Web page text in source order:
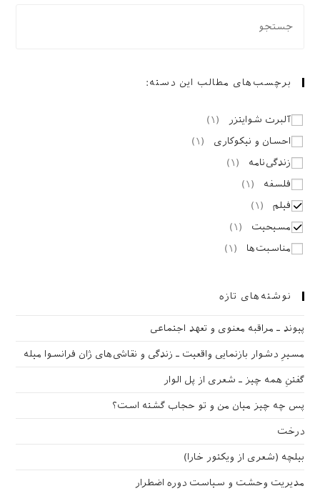
برچسب‌های مطالب این دسته:
آلبرت شوایتزر ( ۱ )
احسان و نیکوکاری
( ۱ )
زندگی‌نامه
( ۱ )
فلسفه
( ۱ )
فیلم
( ۱ )
مسیحیت
( ۱ )
مناسبت‌ها
( ۱ )
نوشته‌های تازه
پیوند ـ مراقبه‌ معنوی و تعهد اجتماعی
مسیرِ دشوار بازنمایی واقعیت ـ زندگی و نقاشی‌های ژان فرانسوا میله
گفتنِ همه چیز ـ شعری از پل الوار
پس چه چیز میان من و تو حجاب گشته است؟
درخت
بیلچه (شعری از ویکتور خارا)
مدیریت وحشت و سیاست دوره اضطرار